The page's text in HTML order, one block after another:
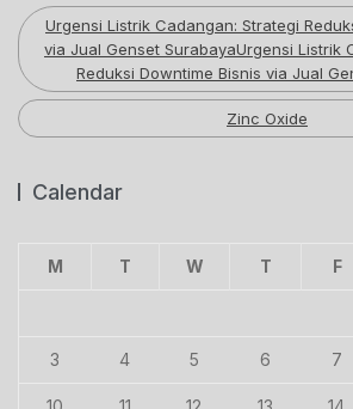
Urgensi Listrik Cadangan: Strategi
via Jual Genset SurabayaUrgensi Listrik
Reduksi Downtime Bisnis via Jual
Zinc Oxide
Calendar
M T W T F
3 4 5 6 7